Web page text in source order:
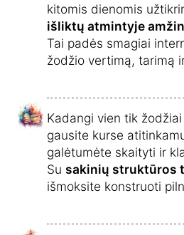
kitomis dienomis
išliktų atmintyje
Tai padės smagiai
žodžio vertimą, tarimą
Kadangi vien tik
gausite kurse
galėtumėte skaityti ir
Su sakinių struktūros
išmoksite konstruoti